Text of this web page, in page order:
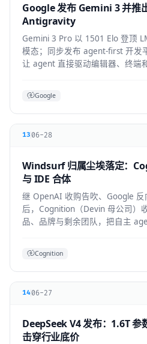
Google 发布 Gemini 3 并推
Antigravity
Gemini 3 Pro 以 1501 Elo 登顶
模态；同步发布 agent-first 开发
让 agent 直接驱动编辑器、终端
Google
13 06-28
Windsurf 归属尘埃落定：
与 IDE 合体
继 OpenAI 收购告吹、Google
后，Cognition（Devin 母公司）
品、品牌与剩余团队，把自主
Cognition
1406-27
DeepSeek V4 发布：1.6T 参
击穿行业底价